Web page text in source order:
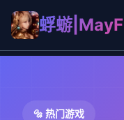
蜉蝣
🔩 热门游戏